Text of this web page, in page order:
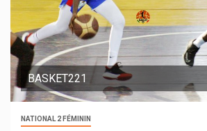
BASKET221
NATIONAL 2 FÉMININ